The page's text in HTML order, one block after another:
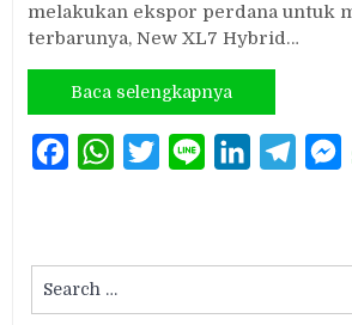
melakukan ekspor perdana untuk
terbarunya, New XL7 Hybrid…
Baca selengkapnya
FacebookWhatsAppTwitterLine LinkedIn
for: